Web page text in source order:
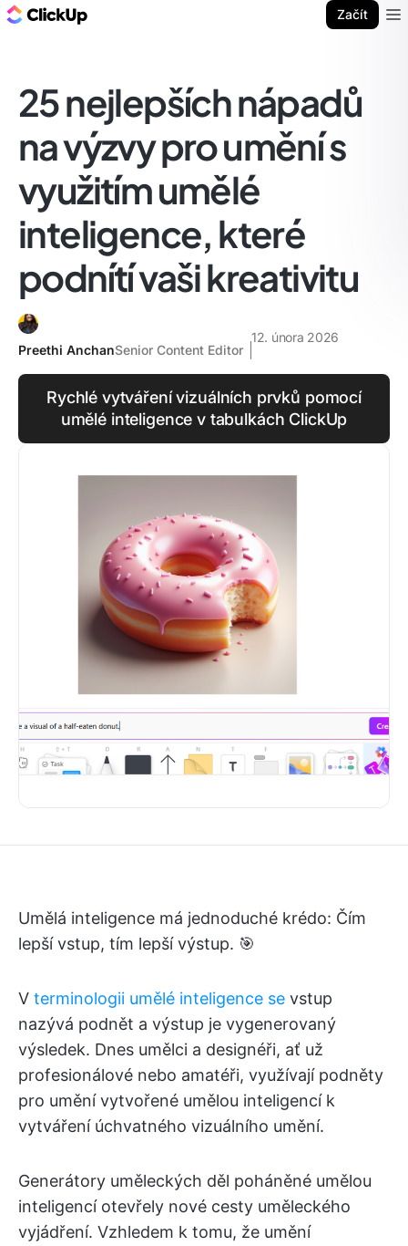
Začít
25 nejlepších nápadů
na výzvy pro umění s
využitím umělé
inteligence, které
podnítí vaši kreativitu
Preethi AnchanSenior Content Editor
12. února 2026
Rychlé vytváření vizuálních prvků pomocí
umělé inteligence v tabulkách ClickUp
Umělá inteligence má jednoduché krédo: Čím
lepší vstup, tím lepší výstup. 🎯
V terminologii umělé inteligence se vstup
nazývá podnět a výstup je vygenerovaný
výsledek. Dnes umělci a designéři, ať už
profesionálové nebo amatéři, využívají podněty
pro umění vytvořené umělou inteligencí k
vytváření úchvatného vizuálního umění.
Generátory uměleckých děl poháněné umělou
inteligencí otevřely nové cesty uměleckého
vyjádření. Vzhledem k tomu, že umění